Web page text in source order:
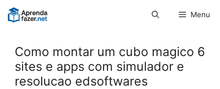
Pular
para
Menu
Como montar um cubo magico 6
sites e apps com simulador e
resolucao edsoftwares